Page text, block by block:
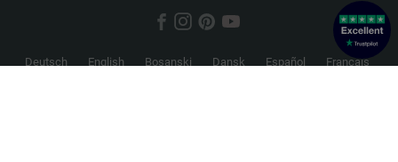
Deutsch English Bosanski Dansk Español
Français